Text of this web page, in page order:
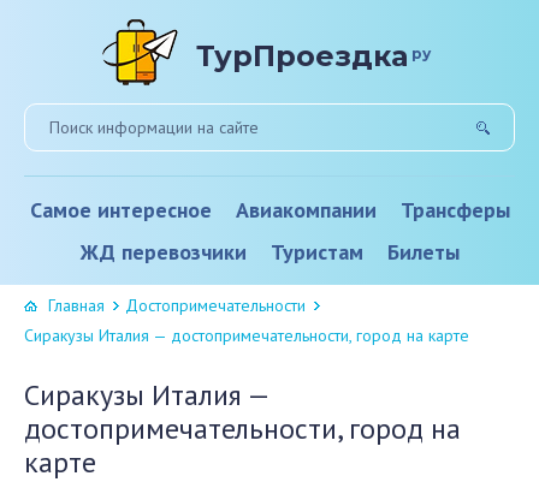
ТурПроездка ру
Самое интересное Авиакомпании
Трансферы
ЖД перевозчики
Туристам Билеты
Главная
Достопримечательности
Сиракузы Италия — достопримечательности, город на карте
Сиракузы Италия —
достопримечательности, город на
карте